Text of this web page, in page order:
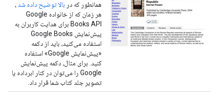
همانطور که در بالا توضیح داده شد ،
هر زمان که از خانواده Google
Books API برای هدایت کاربران به
پیش‌نمایش Google Books
استفاده می‌کنید، باید از دکمه
«پیش‌نمایش Google» استفاده
کنید. برای مثال، دکمه پیش‌نمایش
Google را می‌توان در کنار ابرداده یا
تصویر جلد کتاب شما قرار داد.